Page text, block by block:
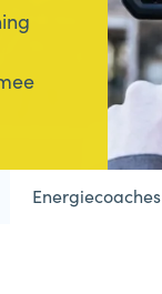
Energiecoaches